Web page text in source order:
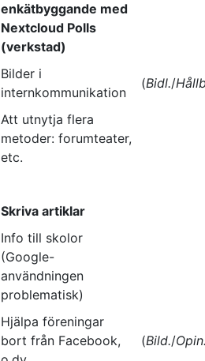
enkätbyggande med
Nextcloud Polls
(verkstad)
Bilder i
internkommunikation
(Bidl./
Att utnytja flera
metoder: forumteater,
etc.
Skriva artiklar
Info till skolor
(Google-
användningen
problematisk)
Hjälpa föreningar
bort från Facebook,
(Bild./